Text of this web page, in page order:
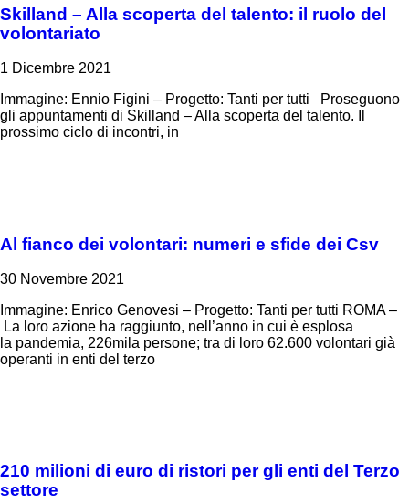
Skilland – Alla scoperta del talento: il ruolo del
volontariato
1 Dicembre 2021
Immagine: Ennio Figini – Progetto: Tanti per tutti Proseguono
gli appuntamenti di Skilland – Alla scoperta del talento. Il
prossimo ciclo di incontri, in
Al fianco dei volontari: numeri e sfide dei Csv
30 Novembre 2021
Immagine: Enrico Genovesi – Progetto: Tanti per tutti ROMA –
La loro azione ha raggiunto, nell’anno in cui è esplosa
la pandemia, 226mila persone; tra di loro 62.600 volontari già
operanti in enti del terzo
210 milioni di euro di ristori per gli enti del Terzo
settore